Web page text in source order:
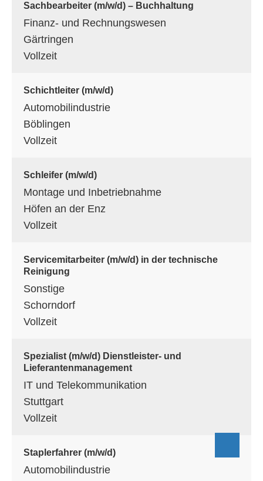
Staplerfahrer (m/w/d)
Automobilindustrie
Spezialist (m/w/d) Dienstleister- und
Lieferantenmanagement
IT und Telekommunikation
Stuttgart
Vollzeit
Servicemitarbeiter (m/w/d) in der technische
Reinigung
Sonstige
Schorndorf
Vollzeit
Schleifer (m/w/d)
Montage und Inbetriebnahme
Höfen an der Enz
Vollzeit
Schichtleiter (m/w/d)
Automobilindustrie
Böblingen
Vollzeit
Sachbearbeiter (m/w/d) – Buchhaltung
Finanz- und Rechnungswesen
Gärtringen
Vollzeit